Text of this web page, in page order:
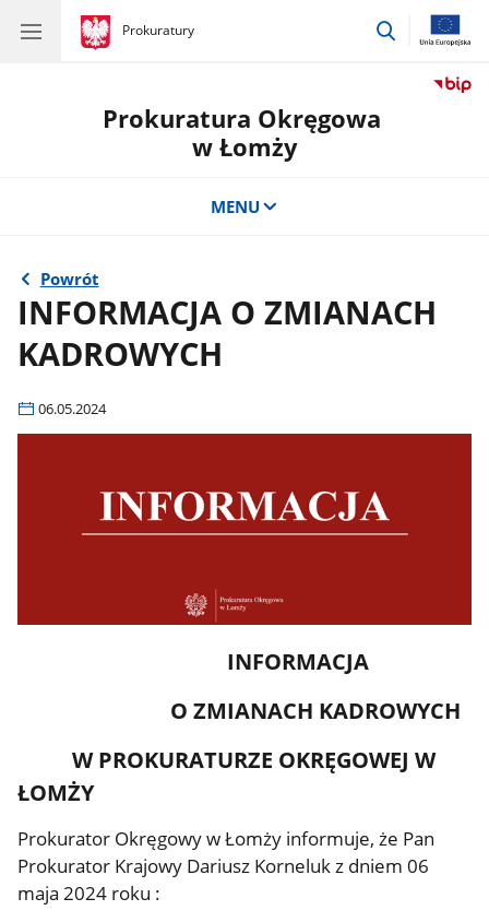
gov.pl
Prokuratury
gov.pl
Prokuratury
przejdź
Prokuratura Okręgowa
w Łomży
MENU
Powrót
INFORMACJA O ZMIANACH
KADROWYCH
06.05.2024
INFORMACJA
O ZMIANACH KADROWYCH
W PROKURATURZE OKRĘGOWEJ W
ŁOMŻY
Prokurator Okręgowy w Łomży informuje, że Pan
Prokurator Krajowy Dariusz Korneluk z dniem 06
maja 2024 roku :